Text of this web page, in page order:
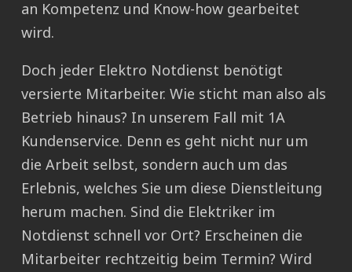
an Kompetenz und Know-how gearbeitet
wird.
Doch jeder Elektro Notdienst benötigt
versierte Mitarbeiter. Wie sticht man also als
Betrieb hinaus? In unserem Fall mit 1A
Kundenservice. Denn es geht nicht nur um
die Arbeit selbst, sondern auch um das
Erlebnis, welches Sie um diese Dienstleitung
herum machen. Sind die Elektriker im
Notdienst schnell vor Ort? Erscheinen die
Mitarbeiter rechtzeitig beim Termin? Wird